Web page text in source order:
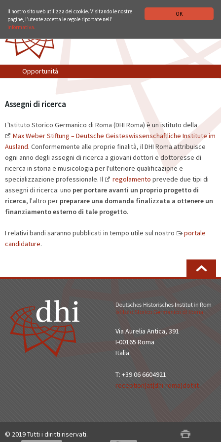
OK
Il nostro sito web utilizza dei cookie. Visitando le nostre
pagine, l’utente accetta le regole riportate nell’
informativa.
Opportunità
Assegni di ricerca
L'Istituto Storico Germanico di Roma (DHI Roma) è un istituto della
Max Weber Stiftung – Deutsche Geisteswissenschaftliche Institute im
Ausland. Conformemente alle proprie finalità, il DHI Roma attribuisce
ogni anno degli assegni di ricerca a giovani dottori e dottoresse di
ricerca in storia e musicologia per l'ulteriore qualificazione e
specializzazione professionale. Il
regolamento prevede due tipi di
assegni di ricerca: uno per portare avanti un proprio progetto di
ricerca, l'altro per preparare una domanda finalizzata a ottenere un
finanziamento esterno di tale progetto.
I relativi bandi saranno pubblicati in tempo utile sul nostro
portale
candidature.
Via Aurelia Antica, 391
I-00165 Roma
Italia
T: +39 06 6604921
reception[at]dhi-roma[dot]it
© 2019 Tutti i diritti riservati.